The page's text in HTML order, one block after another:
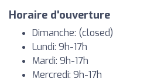
Horaire d'ouverture
Dimanche: (closed)
Lundi: 9h-17h
Mardi: 9h-17h
Mercredi: 9h-17h